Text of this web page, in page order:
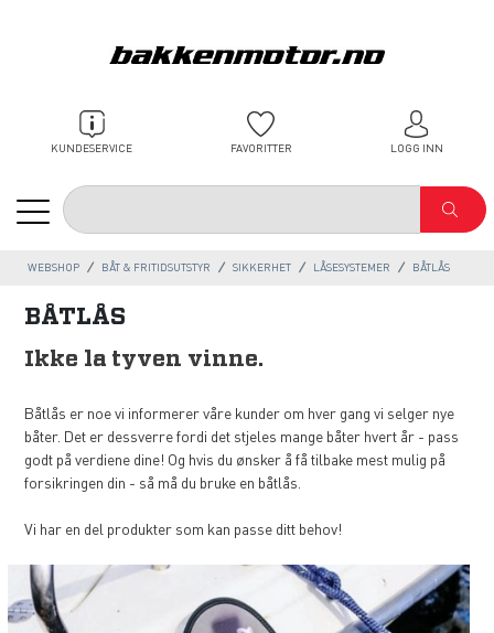
KUNDESERVICE FAVORITTER LOGG INN
WEBSHOP BÅT & FRITIDSUTSTYR SIKKERHET LÅSESYSTEMER BÅTLÅS
BÅTLÅS
Ikke la tyven vinne.
Båtlås er noe vi informerer våre kunder om hver gang vi selger nye
båter. Det er dessverre fordi det stjeles mange båter hvert år - pass
godt på verdiene dine! Og hvis du ønsker å få tilbake mest mulig på
forsikringen din - så må du bruke en båtlås.
Vi har en del produkter som kan passe ditt behov!